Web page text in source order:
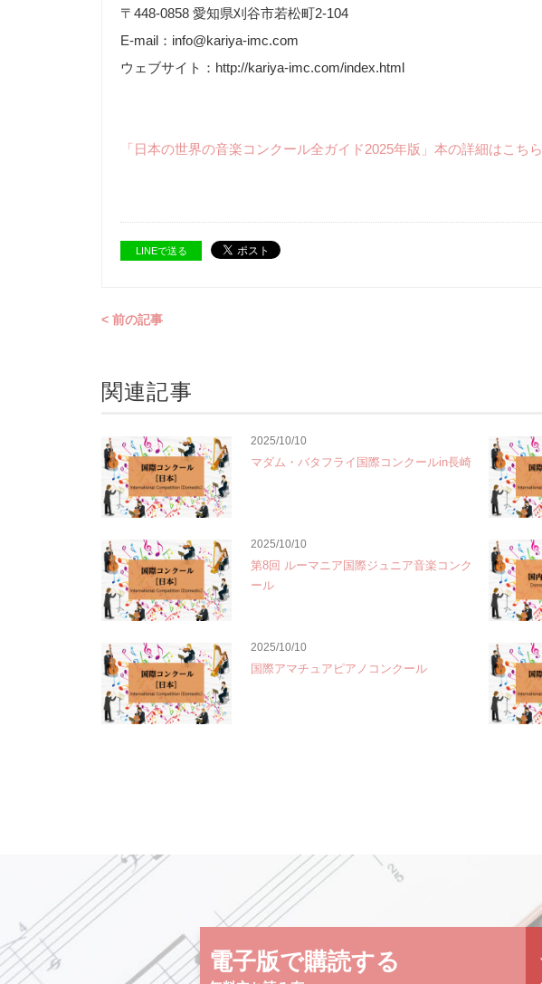
〒448-0858 愛知県刈谷市若松町2-104
E-mail：info@kariya-imc.com
ウェブサイト：http://kariya-imc.com/index.html
「日本の世界の音楽コンクール全ガイド2025年版」本の詳細はこちら
LINEで送る
< 前の記事
関連記事
2025/10/10
マダム・バタフライ国際コンクールin長崎
2025/10/10
第8回 ルーマニア国際ジュニア音楽コンク
ール
2025/10/10
国際アマチュアピアノコンクール
電子版で購読する